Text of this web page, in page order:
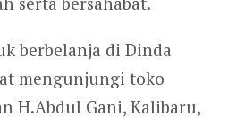
berbelanja di Dinda
mengunjungi toko
H.Abdul Gani, Kalibaru,